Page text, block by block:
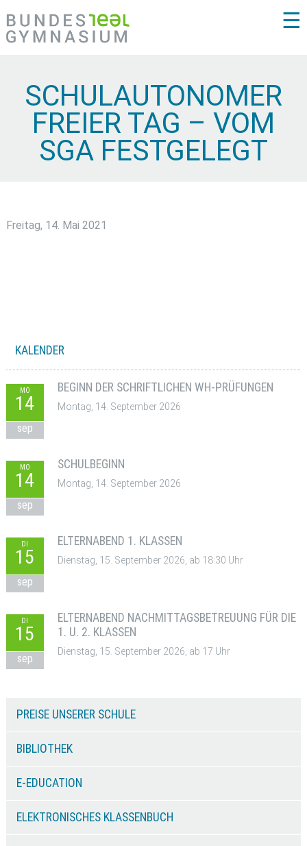
☰
SCHULAUTONOMER
FREIER TAG – VOM
SGA FESTGELEGT
Freitag, 14. Mai 2021
KALENDER
MO
14
sep
BEGINN DER SCHRIFTLICHEN WH-PRÜFUNGEN
Montag, 14. September 2026
MO
14
sep
SCHULBEGINN
Montag, 14. September 2026
DI
15
sep
ELTERNABEND 1. KLASSEN
Dienstag, 15. September 2026, ab 18:30 Uhr
DI
15
sep
ELTERNABEND NACHMITTAGSBETREUUNG FÜR DIE
1. U. 2. KLASSEN
Dienstag, 15. September 2026, ab 17 Uhr
PREISE UNSERER SCHULE
BIBLIOTHEK
E-EDUCATION
ELEKTRONISCHES KLASSENBUCH